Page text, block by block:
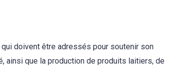
doivent être adressés pour soutenir son
ainsi que la production de produits laitiers, de